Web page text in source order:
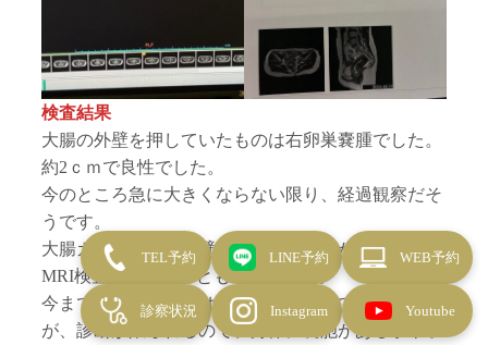
TEL予約 LINE予約 WEB予約
診察状況 Instagram Youtube
検査結果
大腸の外壁を押していたものは右卵巣嚢腫でした。
約2ｃｍで良性でした。
今のところ急に大きくならない限り、経過観察だそ
うです。
大腸カメラ検査で外壁からの圧迫がわかり、骨盤
MRI検査を受けることもできました。
今まで子宮がん検診は定期的に受診しておりました
が、診断が限られるので、身体に嚢胞がある事や子